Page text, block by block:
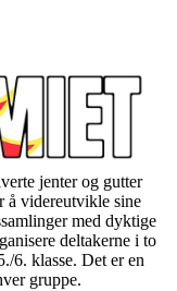
jenter og gutter
å videreutvikle sine
med dyktige
deltakerne i to
6. klasse. Det er en
gruppe.